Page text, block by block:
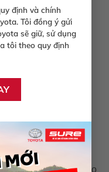
định và chính
Tôi đồng ý gửi
sẽ giữ, sử dụng
tôi theo quy định
của Toyota cũng là
có thể yên tâm
thời gian dài với chi
có thể gây khó
vực đông đúc hoặc
khả năng tiêu thụ
nhưng vẫn khá cao so